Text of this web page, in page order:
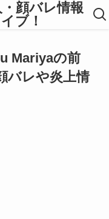
顔バレ情報
ブ！
Mariyaの前
バレや炎上情